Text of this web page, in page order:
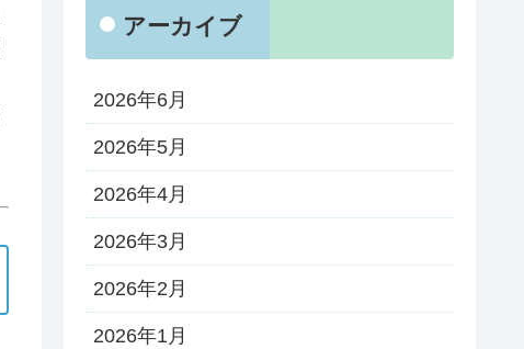
アーカイブ
2026年6月
2026年5月
2026年4月
2026年3月
2026年2月
2026年1月